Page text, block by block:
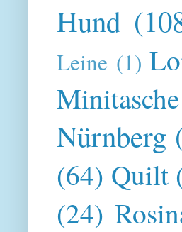
Hund
Leine (1)
Minitasche
Nürnberg
(64) Quilt
(24)